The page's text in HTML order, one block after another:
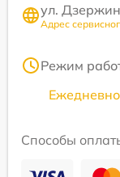
ул.
Адрес
Режим
Способы